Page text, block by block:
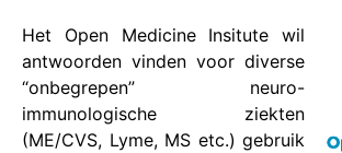
Het Open Medicine Insitute wil
antwoorden vinden voor diverse
“onbegrepen” neuro-
immunologische ziekten
(ME/CVS, Lyme, MS etc.) gebruik